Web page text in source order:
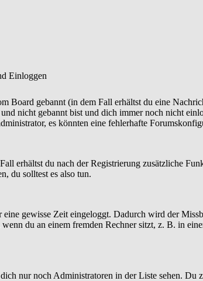
Einloggen
Board gebannt (in dem Fall erhältst du eine
nicht gebannt bist und dich immer noch nicht
es könnten eine fehlerhafte
erhältst du nach der Registrierung zusätzliche
du solltest es also tun.
gewisse Zeit eingeloggt. Dadurch wird der
du an einem fremden Rechner sitzt, z. B. in
nur noch Administratoren in der Liste sehen. Du